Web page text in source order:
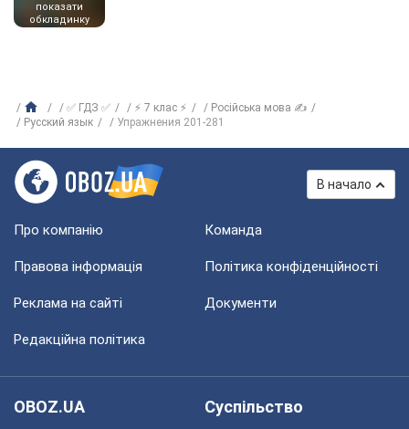
показати
обкладинку
✅ ГДЗ ✅ ⚡ 7 клас ⚡
Російська мова ✍
Русский язык
Упражнения 201-281
В начало
Про компанію Команда
Правова інформація Політика конфіденційності
Реклама на сайті Документи
Редакційна політика
OBOZ.UA
Суспільство